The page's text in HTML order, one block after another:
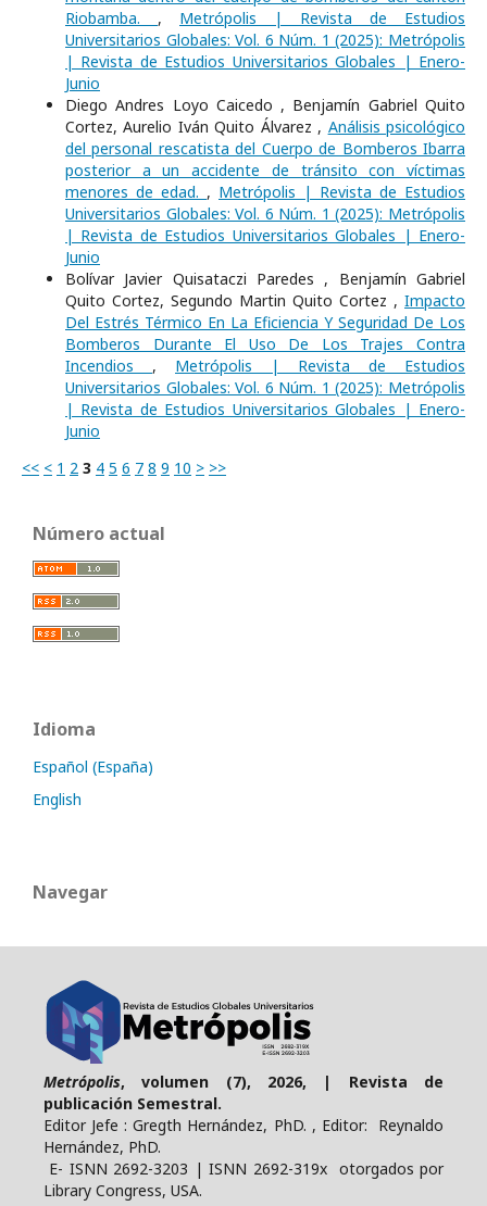
Riobamba. , Metrópolis | Revista de Estudios
Universitarios Globales: Vol. 6 Núm. 1 (2025): Metrópolis
| Revista de Estudios Universitarios Globales | Enero-
Junio
Diego Andres Loyo Caicedo , Benjamín Gabriel Quito
Cortez, Aurelio Iván Quito Álvarez , Análisis psicológico
del personal rescatista del Cuerpo de Bomberos Ibarra
posterior a un accidente de tránsito con víctimas
menores de edad. , Metrópolis | Revista de Estudios
Universitarios Globales: Vol. 6 Núm. 1 (2025): Metrópolis
| Revista de Estudios Universitarios Globales | Enero-
Junio
Bolívar Javier Quisataczi Paredes , Benjamín Gabriel
Quito Cortez, Segundo Martin Quito Cortez , Impacto
Del Estrés Térmico En La Eficiencia Y Seguridad De Los
Bomberos Durante El Uso De Los Trajes Contra
Incendios , Metrópolis | Revista de Estudios
Universitarios Globales: Vol. 6 Núm. 1 (2025): Metrópolis
| Revista de Estudios Universitarios Globales | Enero-
Junio
<< < 1 2 3 4 5 6 7 8 9 10 > >>
Número actual
Idioma
Español (España)
English
Navegar
Metrópolis, volumen (7), 2026, | Revista de
publicación Semestral.
Editor Jefe : Gregth Hernández, PhD. , Editor: Reynaldo
Hernández, PhD.
E- ISNN 2692-3203 | ISNN 2692-319x otorgados por
Library Congress, USA.